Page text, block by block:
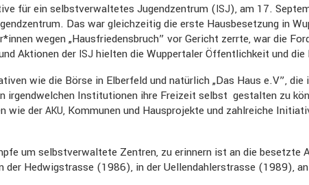
für ein selbst­ver­wal­tetes Jugend­zen­trum (ISJ), am 17.
Das war gleich­zeitig die erste Hausbe­set­zung in
wegen „Hausfrie­dens­bruch” vor Gericht zerrte, war die
Aktionen der ISJ hielten die Wupper­taler Öffent­lich­keit und
wie die Börse in Elber­feld und natür­lich „Das Haus e.V”,
Insti­tu­tionen ihre Freizeit selbst gestalten zu
wie der AKU, Kommunen und Hauspro­jekte und zahlreiche
um selbst­ver­wal­tete Zentren, zu erinnern ist an die besetzte
der Hedwigstrasse (1986), in der Uellen­dah­ler­strasse (1989),